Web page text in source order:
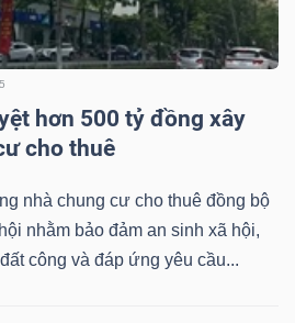
hơn 500 tỷ đồng xây
cho thuê
nhà chung cư cho thuê đồng bộ
nhằm bảo đảm an sinh xã hội,
công và đáp ứng yêu cầu...